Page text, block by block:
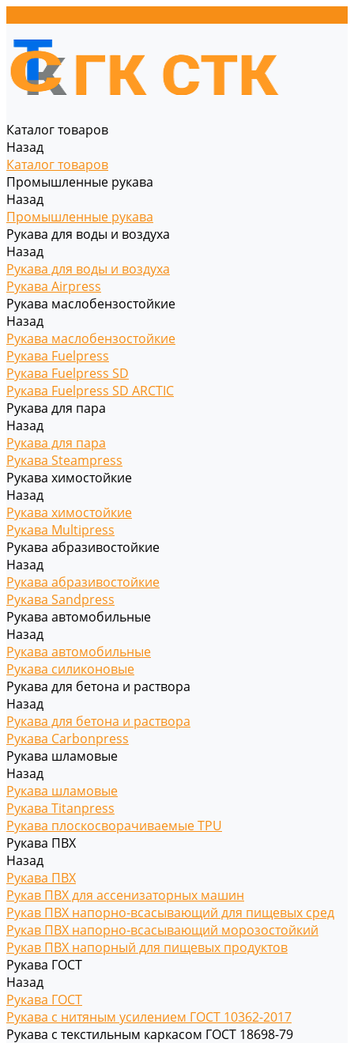
Каталог товаров
Назад
Каталог товаров
Промышленные рукава
Назад
Промышленные рукава
Рукава для воды и воздуха
Назад
Рукава для воды и воздуха
Рукава Airpress
Рукава маслобензостойкие
Назад
Рукава маслобензостойкие
Рукава Fuelpress
Рукава Fuelpress SD
Рукава Fuelpress SD ARCTIC
Рукава для пара
Назад
Рукава для пара
Рукава Steampress
Рукава химостойкие
Назад
Рукава химостойкие
Рукава Multipress
Рукава абразивостойкие
Назад
Рукава абразивостойкие
Рукава Sandpress
Рукава автомобильные
Назад
Рукава автомобильные
Рукава силиконовые
Рукава для бетона и раствора
Назад
Рукава для бетона и раствора
Рукава Carbonpress
Рукава шламовые
Назад
Рукава шламовые
Рукава Titanpress
Рукава плоскосворачиваемые TPU
Рукава ПВХ
Назад
Рукава ПВХ
Рукав ПВХ для ассенизаторных машин
Рукав ПВХ напорно-всасывающий для пищевых сред
Рукав ПВХ напорно-всасывающий морозостойкий
Рукав ПВХ напорный для пищевых продуктов
Рукава ГОСТ
Назад
Рукава ГОСТ
Рукава с нитяным усилением ГОСТ 10362-2017
Рукава с текстильным каркасом ГОСТ 18698-79